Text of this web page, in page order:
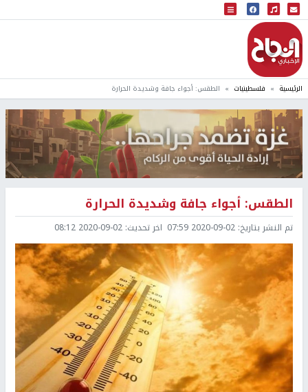
البث المباشر
إذاعة النجاح
الرئيسية فلسطينيات الطقس: أجواء جافة وشديدة الحرارة
الطقس: أجواء جافة وشديدة الحرارة
تم النشر بتاريخ: 2020-09-02 07:59 اخر تحديث: 2020-09-02 08:12